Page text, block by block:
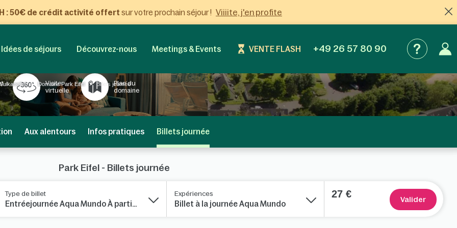
: 50€ de crédit activité offert sur votre prochain séjour ! Viiiite, j'en profite
Idées de séjours Découvrez-nous Meetings & Events VENTE FLASH +49 26 57 80 90
Domaine Park Eifel Billets journée
Visite
virtuelle
Plan du
domaine
Aux alentours Infos pratiques Billets journée
Park Eifel - Billets journée
Type de billet
Entréejournée Aqua Mundo À partir de 11h
Expériences
Billet à la journée Aqua Mundo
27 € Valider